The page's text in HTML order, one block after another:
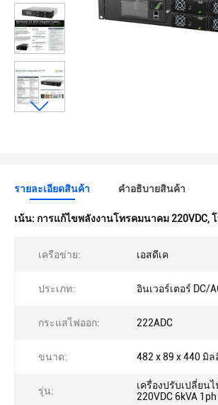
รายละเอียดสินค้า คําอธิบายสินค้า
เน้น: การแก้ไขพลังงานโทรคมนาคม 220VDC,
เครือข่าย: เอสดีเค
ประเภท: อินเวอร์เตอร์ DC/
กระแสไฟออก: 222ADC
ขนาด: 482 x 89 x 440 มิล
รุ่น:
เครื่องปรับเปลี่ยน
220VDC 6kVA 1ph